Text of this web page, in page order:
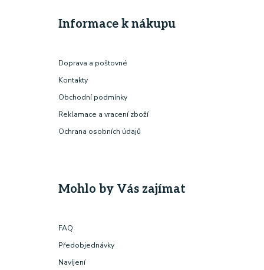
Informace k nákupu
Doprava a poštovné
Kontakty
Obchodní podmínky
Reklamace a vracení zboží
Ochrana osobních údajů
Mohlo by Vás zajímat
FAQ
Předobjednávky
Navíjení